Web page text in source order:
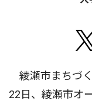
綾瀬市まちづ
22日、綾瀬市オ